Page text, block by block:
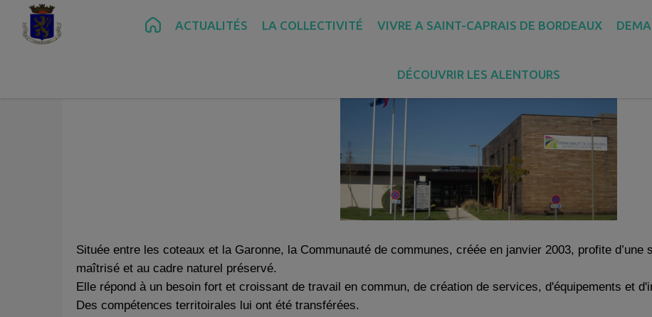
Contenu Recherche Pied de page
ACTUALITÉS LA COLLECTIVITÉ VIVRE A SAINT-CAPRAIS DE BORDEAUX
DÉCOUVRIR LES ALENTOURS
COMMUNAUTÉ DES COMMUNES "LES PORTES
Située entre les coteaux et la Garonne, la Communauté de communes, créée en janvier 2003, profite d’une
maîtrisé et au cadre naturel préservé.
Elle répond à un besoin fort et croissant de travail en commun, de création de services, d'équipements et
Des compétences territoirales lui ont été transférées.